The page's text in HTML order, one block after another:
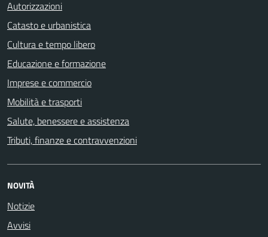
Autorizzazioni
Catasto e urbanistica
Cultura e tempo libero
Educazione e formazione
Imprese e commercio
Mobilità e trasporti
Salute, benessere e assistenza
Tributi, finanze e contravvenzioni
NOVITÀ
Notizie
Avvisi